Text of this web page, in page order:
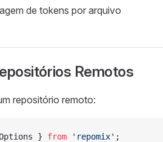
de tokens por arquivo
Remotos
repositório remoto:
} from 'repomix' ;